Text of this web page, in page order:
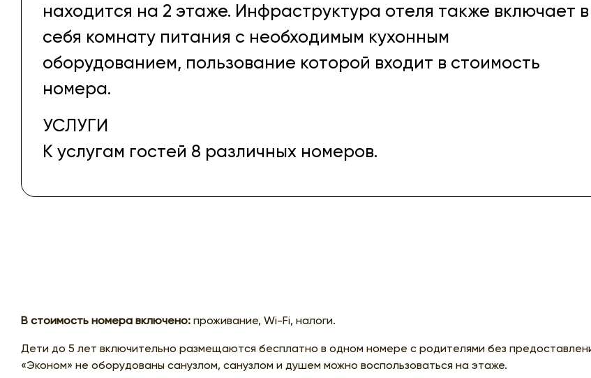
находится на 2 этаже. Инфраструктура отеля также включает в
себя комнату питания с необходимым кухонным
оборудованием, пользование которой входит в стоимость
номера.
УСЛУГИ
К услугам гостей 8 различных номеров.
В стоимость номера включено: проживание, Wi-Fi, налоги.
Дети до 5 лет включительно размещаются бесплатно в одном номере с родителями без
«Эконом» не оборудованы санузлом, санузлом и душем можно воспользоваться на этаже.